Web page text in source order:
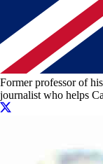
Former professor of
journalist who helps